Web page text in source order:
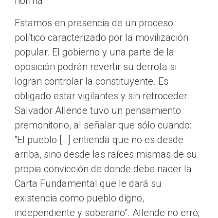
Estamos en presencia de un proceso
político caracterizado por la movilización
popular. El gobierno y una parte de la
oposición podrán revertir su derrota si
logran controlar la constituyente. Es
obligado estar vigilantes y sin retroceder.
Salvador Allende tuvo un pensamiento
premonitorio, al señalar que sólo cuando:
“El pueblo […] entienda que no es desde
arriba, sino desde las raíces mismas de su
propia convicción de donde debe nacer la
Carta Fundamental que le dará su
existencia como pueblo digno,
independiente y soberano”. Allende no erró;